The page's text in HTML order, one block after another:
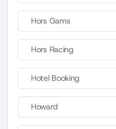
Hors Gams
Hors Racing
Hotel Booking
Howard